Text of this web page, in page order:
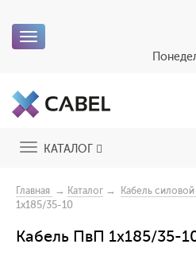
Toggle
ToggleКАТАЛОГ
Главная → Каталог → Кабель
1x185/35-10
Кабель ПвП 1x185/35-